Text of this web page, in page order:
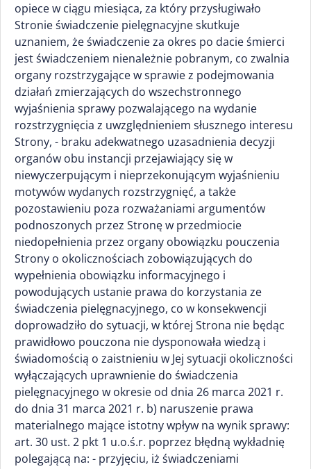
opiece w ciągu miesiąca, za który przysługiwało
Stronie świadczenie pielęgnacyjne skutkuje
uznaniem, że świadczenie za okres po dacie śmierci
jest świadczeniem nienależnie pobranym, co zwalnia
organy rozstrzygające w sprawie z podejmowania
działań zmierzających do wszechstronnego
wyjaśnienia sprawy pozwalającego na wydanie
rozstrzygnięcia z uwzględnieniem słusznego interesu
Strony, - braku adekwatnego uzasadnienia decyzji
organów obu instancji przejawiający się w
niewyczerpującym i nieprzekonującym wyjaśnieniu
motywów wydanych rozstrzygnięć, a także
pozostawieniu poza rozważaniami argumentów
podnoszonych przez Stronę w przedmiocie
niedopełnienia przez organy obowiązku pouczenia
Strony o okolicznościach zobowiązujących do
wypełnienia obowiązku informacyjnego i
powodujących ustanie prawa do korzystania ze
świadczenia pielęgnacyjnego, co w konsekwencji
doprowadziło do sytuacji, w której Strona nie będąc
prawidłowo pouczona nie dysponowała wiedzą i
świadomością o zaistnieniu w Jej sytuacji okoliczności
wyłączających uprawnienie do świadczenia
pielęgnacyjnego w okresie od dnia 26 marca 2021 r.
do dnia 31 marca 2021 r. b) naruszenie prawa
materialnego mające istotny wpływ na wynik sprawy:
art. 30 ust. 2 pkt 1 u.o.ś.r. poprzez błędną wykładnię
polegającą na: - przyjęciu, iż świadczeniami